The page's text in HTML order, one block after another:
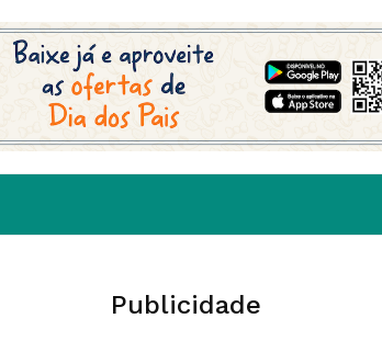
Publicidade